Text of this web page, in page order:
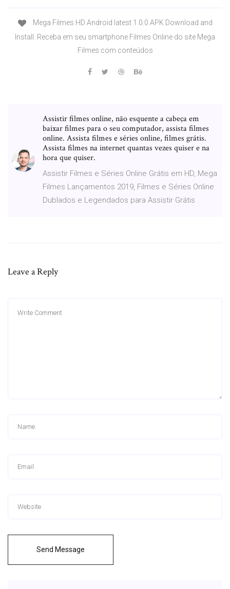
Mega Filmes HD Android latest 1.0.0 APK Download and
Install. Receba em seu smartphone Filmes Online do site Mega
Filmes com conteúdos
Assistir filmes online, não esquente a cabeça em
baixar filmes para o seu computador, assista filmes
online. Assista filmes e séries online, filmes grátis.
Assista filmes na internet quantas vezes quiser e na
hora que quiser.
Assistir Filmes e Séries Online Grátis em HD, Mega
Filmes Lançamentos 2019, Filmes e Séries Online
Dublados e Legendados para Assistir Grátis
Leave a Reply
Send Message